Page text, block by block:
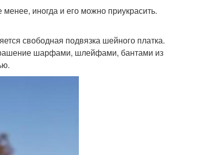
иногда и его можно приукрасить.
свободная подвязка шейного платка.
шарфами, шлейфами, бантами из